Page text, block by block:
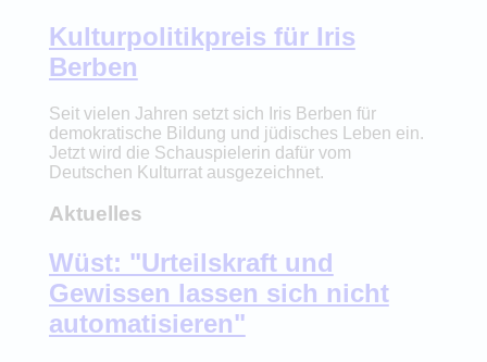
Kulturpolitikpreis für Iris
Berben
Seit vielen Jahren setzt sich Iris Berben für
demokratische Bildung und jüdisches Leben ein.
Jetzt wird die Schauspielerin dafür vom
Deutschen Kulturrat ausgezeichnet.
Aktuelles
Wüst: "Urteilskraft und
Gewissen lassen sich nicht
automatisieren"